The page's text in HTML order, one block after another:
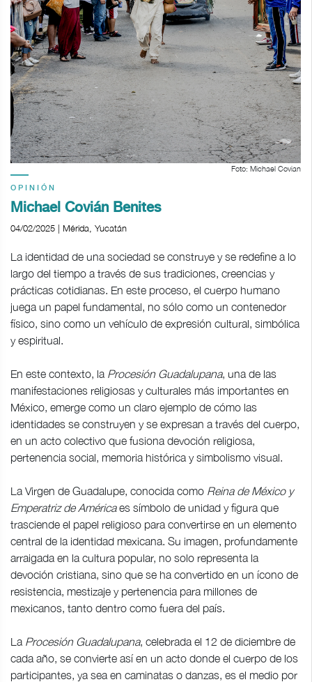
Foto: Michael Covian
OPINIÓN
Michael Covián Benites
04/02/2025 | Mérida, Yucatán
La identidad de una sociedad se construye y se redefine a lo
largo del tiempo a través de sus tradiciones, creencias y
prácticas cotidianas. En este proceso, el cuerpo humano
juega un papel fundamental, no sólo como un contenedor
físico, sino como un vehículo de expresión cultural, simbólica
y espiritual.
En este contexto, la Procesión Guadalupana, una de las
manifestaciones religiosas y culturales más importantes en
México, emerge como un claro ejemplo de cómo las
identidades se construyen y se expresan a través del cuerpo,
en un acto colectivo que fusiona devoción religiosa,
pertenencia social, memoria histórica y simbolismo visual.
La Virgen de Guadalupe, conocida como Reina de México y
Emperatriz de Américaes símbolo de unidad y figura que
trasciende el papel religioso para convertirse en un elemento
central de la identidad mexicana. Su imagen, profundamente
arraigada en la cultura popular, no solo representa la
devoción cristiana, sino que se ha convertido en un ícono de
resistencia, mestizaje y pertenencia para millones de
mexicanos, tanto dentro como fuera del país.
La Procesión Guadalupana, celebrada el 12 de diciembre de
cada año, se convierte así en un acto donde el cuerpo de los
participantes, ya sea en caminatas o danzas, es el medio por